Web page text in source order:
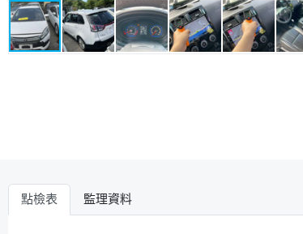
點檢表 監理資料